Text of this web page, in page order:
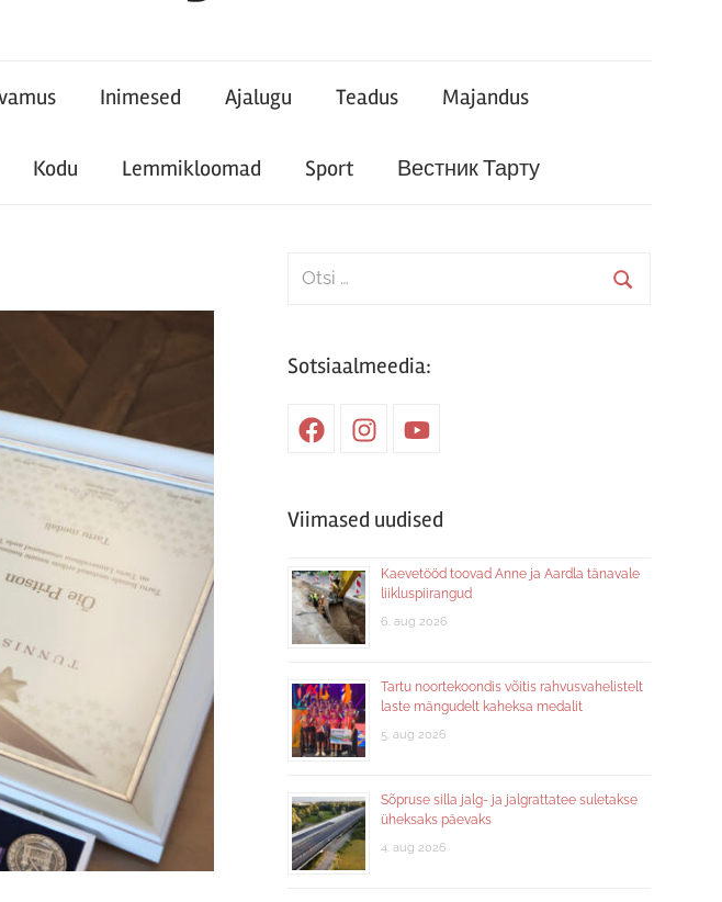
Inimesed Ajalugu Teadus Majandus
Kodu Lemmikloomad Sport Вестник Тарту
Search
Sotsiaalmeedia:
FacebookInstagramYoutube
Viimased uudised
Kaevetööd toovad Anne ja Aardla tänavale
liikluspiirangud
6. aug 2026
Tartu noortekoondis võitis rahvusvahelistelt
laste mängudelt kaheksa medalit
5. aug 2026
Sõpruse silla jalg- ja jalgrattatee suletakse
üheksaks päevaks
4. aug 2026